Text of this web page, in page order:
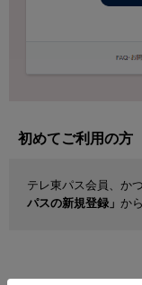
初めてご利用の方
テレ東パス会員、か
パスの新規登録」 か